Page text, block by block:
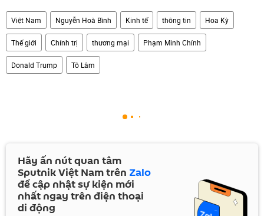
Việt Nam Nguyễn Hoà Bình Kinh tế thông tin Hoa Kỳ
Thế giới Chính trị thương mại Phạm Minh Chính
Donald Trump Tô Lâm
Hãy ấn nút quan tâm
Sputnik Việt Nam trên Zalo
để cập nhật sự kiện mới
nhất ngay trên điện thoại
di động